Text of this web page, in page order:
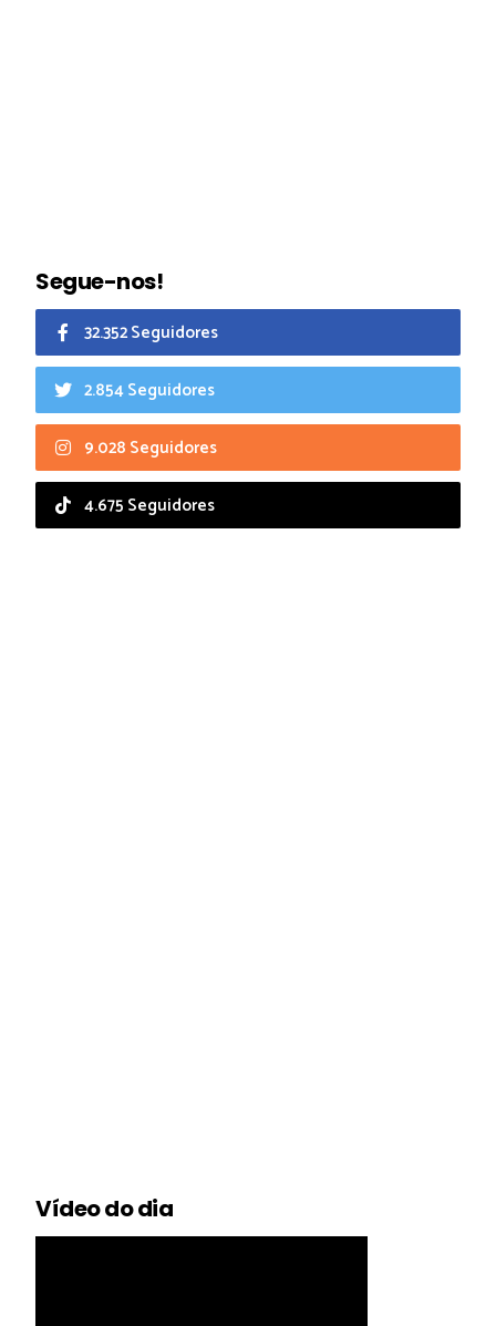
Segue-nos!
32.352 Seguidores
2.854 Seguidores
9.028 Seguidores
4.675 Seguidores
Vídeo do dia